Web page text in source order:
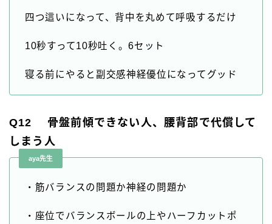
四つ這いになって、背中を丸めて呼吸するだけ
10秒すって10秒吐く。6セット
寝る前にやると副交感神経優位になってグッド
Q12 骨盤前傾できない人、腰背部で代償して
しまう人
aya先生
・筋バランスの問題か神経の問題か
・座位でバランスボールの上やハーフカットポ